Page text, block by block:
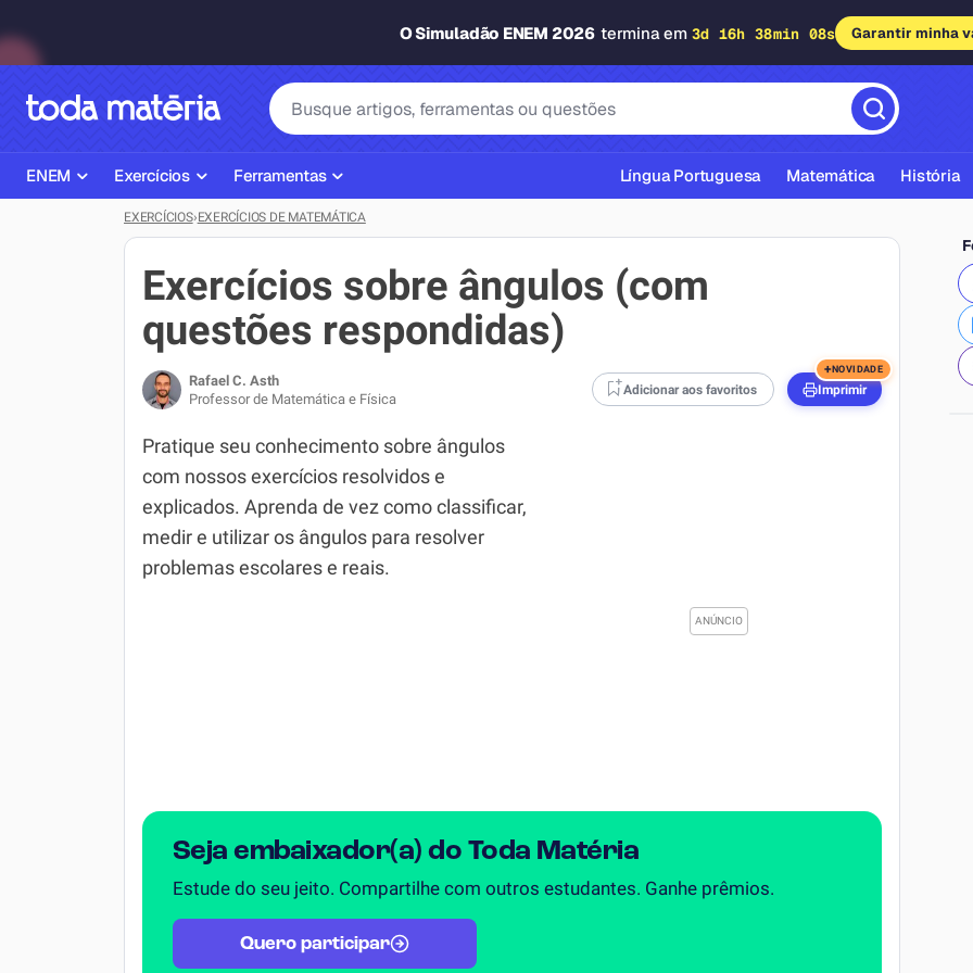
O Simuladão ENEM 2026 termina em 3d 16h 38min 07s Garantir minha
ENEM
Página Inicial ENEM
Plano de Estudos
Corretor de Redação
Exercícios ENEM
Simulados ENEM
Exercícios
ENEM
Matemática
História
Biologia
Inglês
Geografia
Química
Ferramentas
Ajudante de Dever de Casa
Corretor de Redação
Exercícios
Gerador Referências Bibliográficas ABNT
Língua Portuguesa Matemática História
EXERCÍCIOS›EXERCÍCIOS DE MATEMÁTICA
Exercícios sobre ângulos (com
questões respondidas)
Rafael C. Asth
Professor de Matemática e Física
Adicionar aos favoritos Imprimir
+NOVIDADE
Pratique seu conhecimento sobre ângulos
com nossos exercícios resolvidos e
explicados. Aprenda de vez como classificar,
medir e utilizar os ângulos para resolver
problemas escolares e reais.
Seja embaixador(a) do Toda Matéria
Estude do seu jeito. Compartilhe com outros estudantes. Ganhe prêmios.
Quero participar